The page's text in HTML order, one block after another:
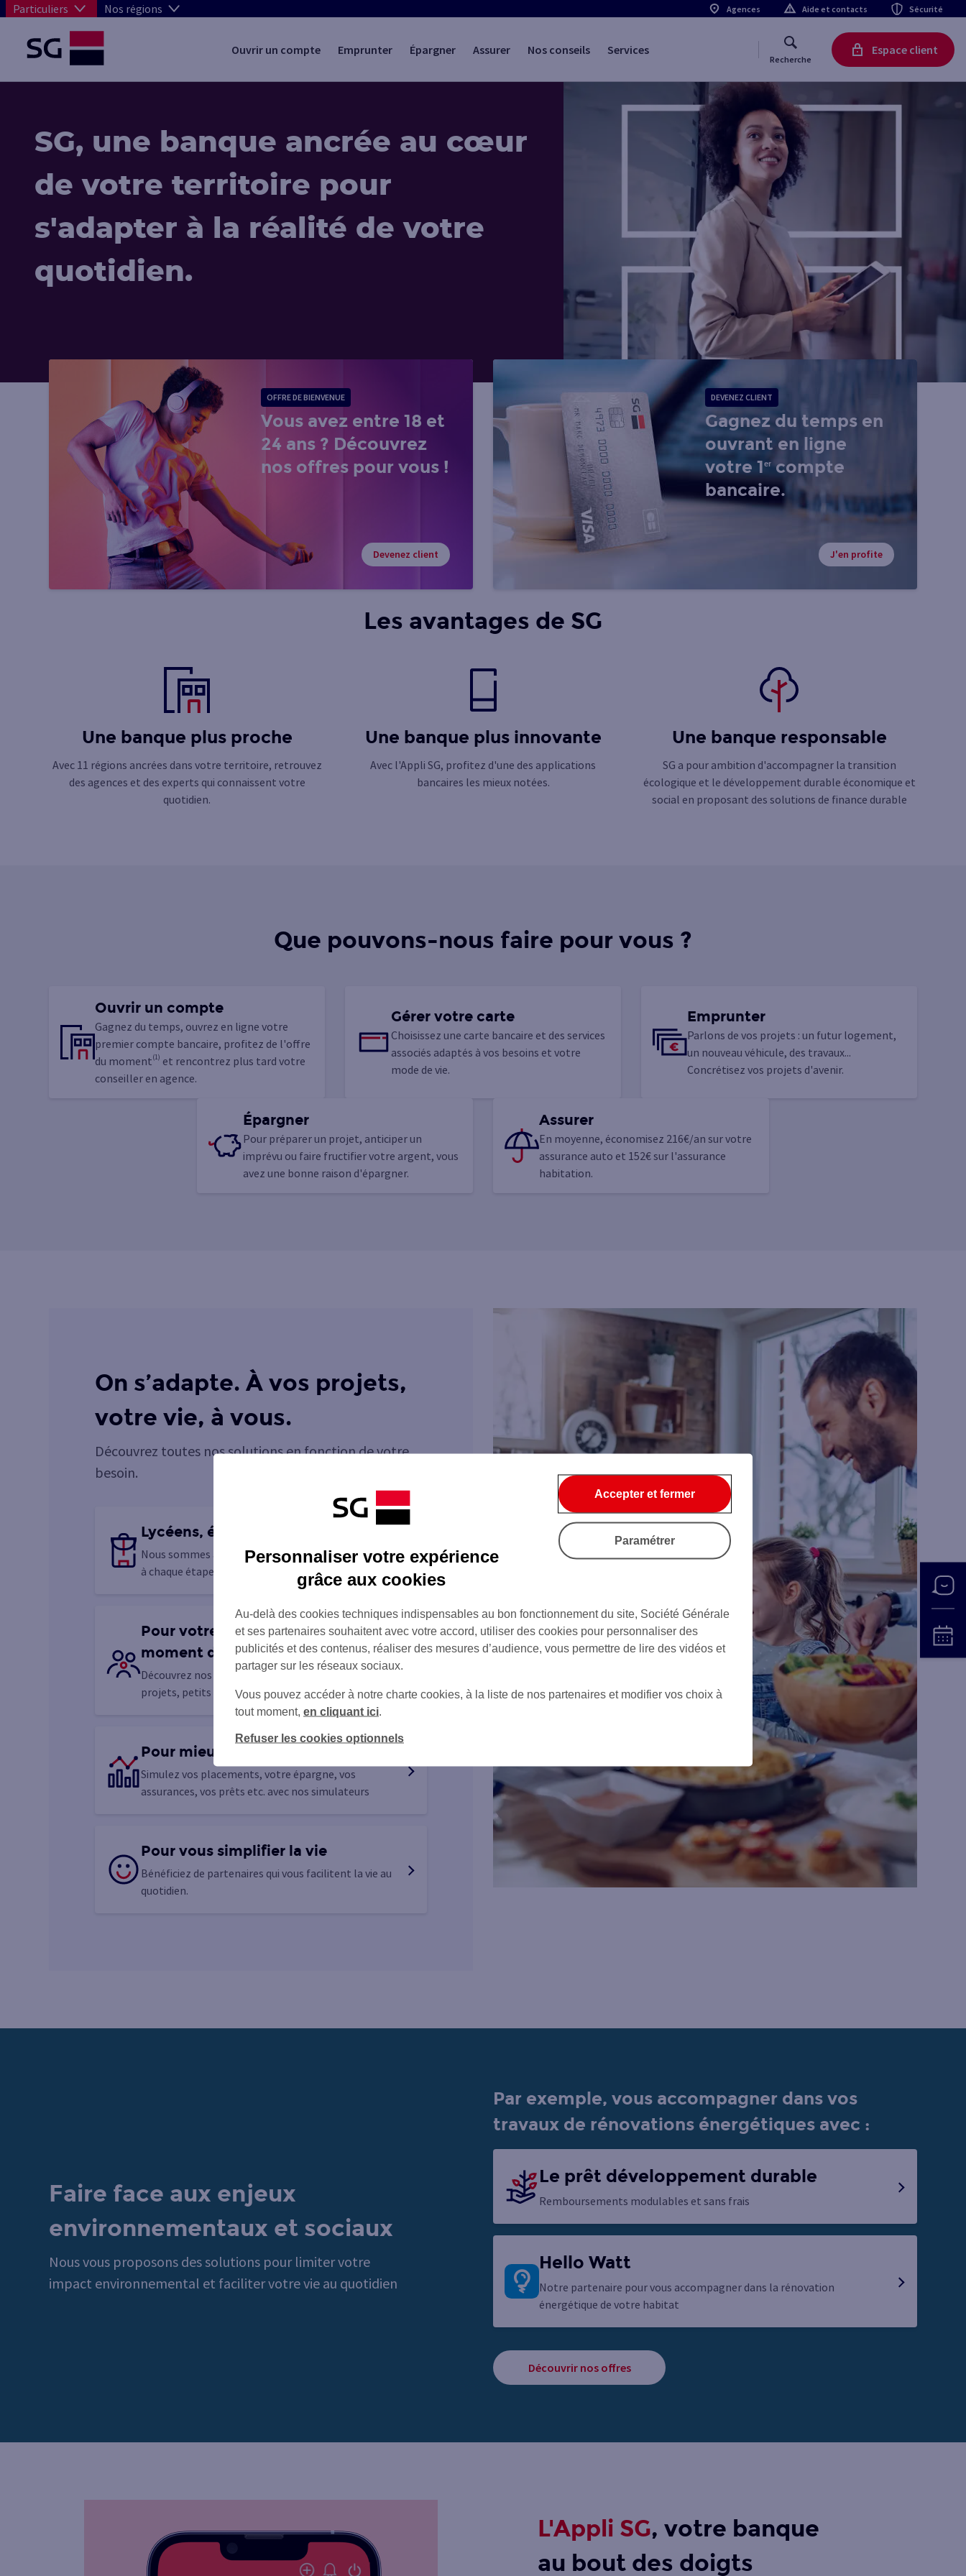
Particuliers Nos régions Agences Aide et contacts Sécurité
Ouvrir un compte Emprunter Épargner Assurer Nos conseils Services
Recherche
Espace client
SG, une banque ancrée au cœur
de votre territoire pour
s'adapter à la réalité de votre
quotidien.
OFFRE DE BIENVENUE
Vous avez entre 18 et
24 ans ? Découvrez
nos offres pour vous !
Devenez client
DEVENEZ CLIENT
Gagnez du temps en
ouvrant en ligne
votre 1ercompte
bancaire.
J'en profite
Les avantages de SG
Une banque plus proche
Avec 11 régions ancrées dans votre territoire, retrouvez
des agences et des experts qui connaissent votre
quotidien.
Une banque plus innovante
Avec l'Appli SG, profitez d'une des applications
bancaires les mieux notées.
Une banque responsable
SG a pour ambition d'accompagner la transition
écologique et le développement durable économique et
social en proposant des solutions de finance durable
Que pouvons-nous faire pour vous ?
Ouvrir un compte
Gagnez du temps, ouvrez en ligne votre
premier compte bancaire, profitez de l'offre
du moment(1) et rencontrez plus tard votre
conseiller en agence.
Gérer votre carte
Choisissez une carte bancaire et des services
associés adaptés à vos besoins et votre
mode de vie.
Emprunter
Parlons de vos projets : un futur logement,
un nouveau véhicule, des travaux...
Concrétisez vos projets d'avenir.
Épargner
Pour préparer un projet, anticiper un
imprévu ou faire fructifier votre argent, vous
avez une bonne raison d'épargner.
Assurer
En moyenne, économisez 216€/an sur votre
assurance auto et 152€ sur l'assurance
habitation.
On s’adapte. À vos projets,
votre vie, à vous.
Découvrez toutes nos solutions en fonction de votre
besoin.
Lycéens, étudiants, jeunes actifs
Nous sommes à vos côtés pour vous accompagner
à chaque étape de la construction de votre avenir
Pour votre famille, quel que soit le
moment de votre vie
Découvrez nos solutions pour chacun de vos
projets, petits ou grands
Pour mieux vous projeter
Simulez vos placements, votre épargne, vos
assurances, vos prêts etc. avec nos simulateurs
Pour vous simplifier la vie
Bénéficiez de partenaires qui vous facilitent la vie au
quotidien.
Faire face aux enjeux
environnementaux et sociaux
Nous vous proposons des solutions pour limiter votre
impact environnemental et faciliter votre vie au quotidien
Par exemple, vous accompagner dans vos
travaux de rénovations énergétiques avec :
Le prêt développement durable
Remboursements modulables et sans frais
Hello Watt
Notre partenaire pour vous accompagner dans la rénovation
énergétique de votre habitat
Découvrir nos offres
L'Appli SG, votre banque
au bout des doigts
Personnaliser votre expérience
grâce aux cookies
Au-delà des cookies techniques indispensables au bon fonctionnement du site, Société Générale
et ses partenaires souhaitent avec votre accord, utiliser des cookies pour personnaliser des
publicités et des contenus, réaliser des mesures d’audience, vous permettre de lire des vidéos et
partager sur les réseaux sociaux.
Vous pouvez accéder à notre charte cookies, à la liste de nos partenaires et modifier vos choix à
tout moment, en cliquant ici.
Refuser les cookies optionnels
Accepter et fermer
Paramétrer